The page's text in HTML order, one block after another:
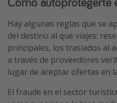
Hay algunas reglas que se
del destino al que viajes:
principales, los traslados al
a través de proveedores
lugar de aceptar ofertas en
El fraude en el sector